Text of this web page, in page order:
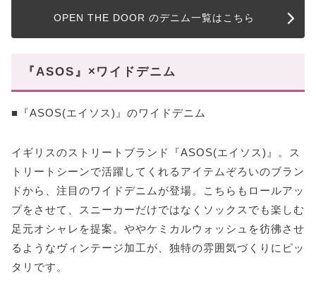
OPEN THE DOOR のデニム一覧はこちら
『ASOS』×ワイドデニム
■『ASOS(エイソス)』のワイドデニム
イギリスのストリートブランド『ASOS(エイソス)』。ス
トリートシーンで活躍してくれるアイテムぞろいのブラン
ドから、注目のワイドデニムが登場。こちらもロールアッ
プをさせて、スニーカーだけではなくソックスでも楽しむ
足元オシャレを提案。ややケミカルウォッシュを彷彿させ
るようなヴィンテージ加工が、独特の雰囲気づくりにピッ
タリです。